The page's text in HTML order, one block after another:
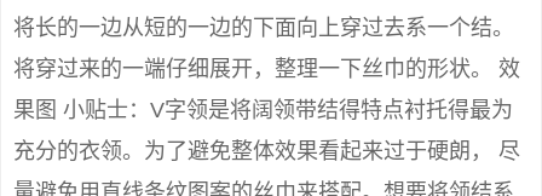
将长的一边从短的一边的下面向上穿过去系一个结。
将穿过来的一端仔细展开，整理一下丝巾的形状。 效
果图 小贴士：V字领是将阔领带结得特点衬托得最为
充分的衣领。为了避免整体效果看起来过于硬朗， 尽